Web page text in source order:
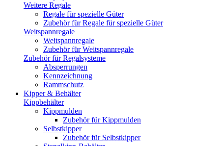
Weitere Regale
Regale für spezielle Güter
Zubehör für Regale für spezielle Güter
Weitspannregale
Weitspannregale
Zubehör für Weitspannregale
Zubehör für Regalsysteme
Absperrungen
Kennzeichnung
Rammschutz
Kipper & Behälter
Kippbehälter
Kippmulden
Zubehör für Kippmulden
Selbstkipper
Zubehör für Selbstkipper